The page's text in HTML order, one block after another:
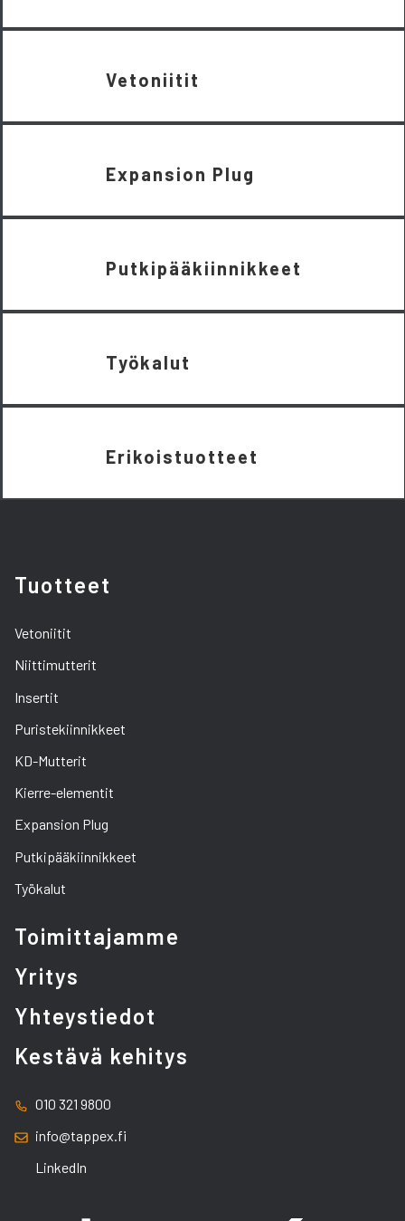
Vetoniitit
Expansion Plug
Putkipääkiinnikkeet
Työkalut
Erikoistuotteet
Tuotteet
Vetoniitit
Niittimutterit
Insertit
Puristekiinnikkeet
KD-Mutterit
Kierre-elementit
Expansion Plug
Putkipääkiinnikkeet
Työkalut
Toimittajamme
Yritys
Yhteystiedot
Kestävä kehitys
010 321 9800
info@tappex.fi
LinkedIn